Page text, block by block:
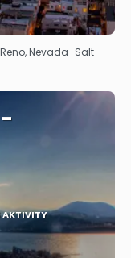
Nevada · Salt
AKTIVITY